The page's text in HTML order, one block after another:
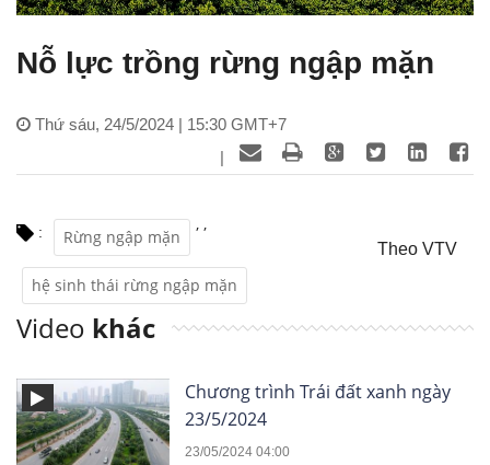
Nỗ lực trồng rừng ngập mặn
Thứ sáu, 24/5/2024 | 15:30 GMT+7
|
Theo VTV
: Rừng ngập mặn
,
hệ sinh thái rừng ngập mặn
,
Video khác
Chương trình Trái đất xanh ngày
23/5/2024
23/05/2024 04:00